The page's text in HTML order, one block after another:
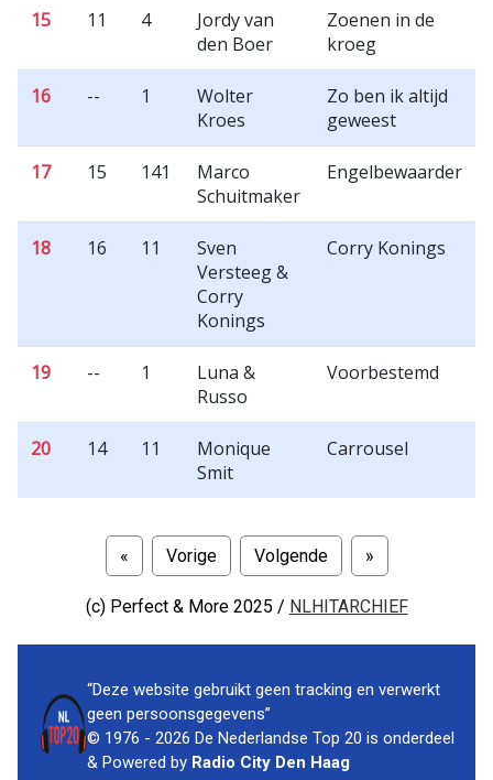
15 11 4
Jordy van
den Boer
Zoenen in de
kroeg
16 -- 1
Wolter
Kroes
Zo ben ik altijd
geweest
17 15 141
Marco
Schuitmaker
Engelbewaarder
18 16 11
Sven
Versteeg &
Corry
Konings
Corry Konings
19 -- 1
Luna &
Russo
Voorbestemd
20 14 11
Monique
Smit
Carrousel
« Vorige Volgende »
(c) Perfect & More 2025 / NLHITARCHIEF
“Deze website gebruikt geen tracking en verwerkt
geen persoonsgegevens”
© 1976 - 2026 De Nederlandse Top 20 is onderdeel
& Powered by Radio City Den Haag